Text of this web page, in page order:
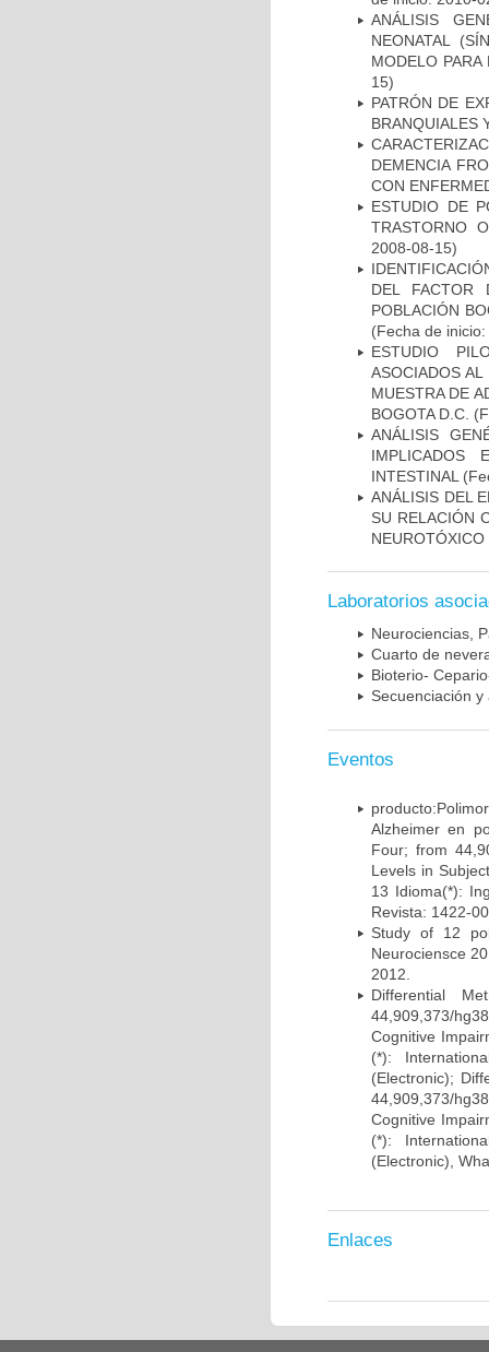
ANÁLISIS
NEONATAL
MODELO
15)
PATRÓN DE
BRANQUIALES
DEMENCIA
CON
ESTUDIO DE
TRASTORNO
2008-08-15)
DEL FACTOR
POBLACIÓN
(Fecha de
ESTUDIO
ASOCIADOS
MUESTRA DE
BOGOTA D.C.
ANÁLISIS
IMPLICADOS
INTESTINAL
ANÁLISIS DEL
SU RELACIÓN
NEUROTÓXICO
Laboratorios
Neurociencias,
Cuarto de
Bioterio-
Secuenciación
Eventos
Alzheimer en
Four; from
Levels in
13 Idioma(*):
Revista: 1422-
Study of 12
Neurociensce
2012.
Differential
44,909,373/
Cognitive
(*):
(Electronic);
44,909,373/
Cognitive
(*):
(Electronic),
Enlaces